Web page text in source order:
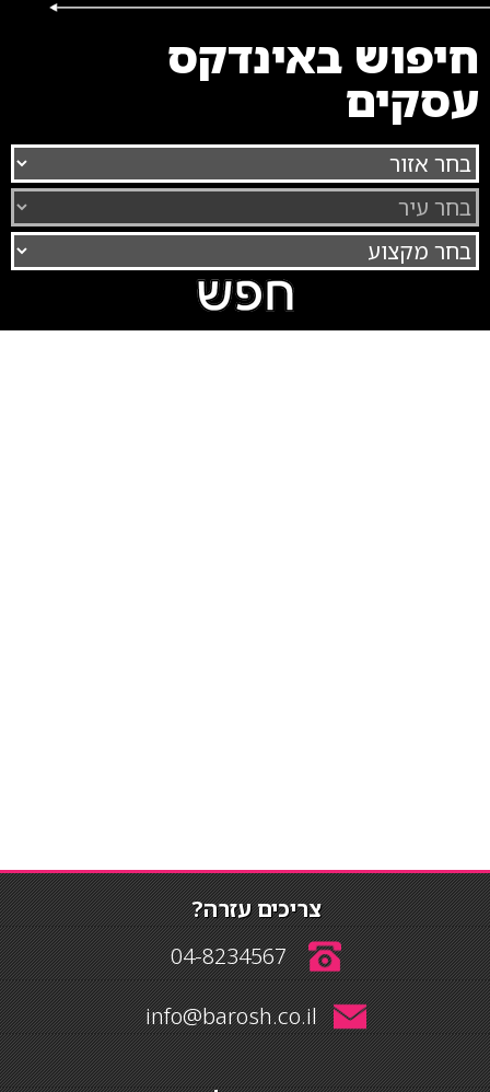
חיפוש באינדקס
עסקים
צריכים עזרה?
04-8234567
info@barosh.co.il